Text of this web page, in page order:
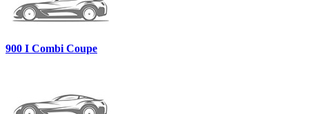
900 I Combi Coupe